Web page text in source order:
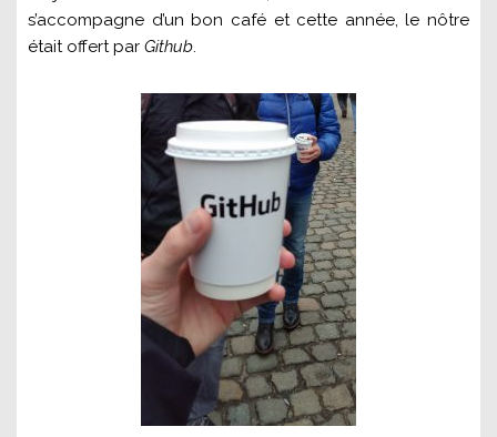
s’accompagne d’un bon café et cette année, le nôtre
était offert par Github.